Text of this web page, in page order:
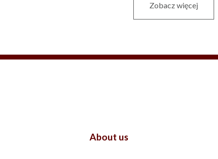
Zobacz więcej
About us